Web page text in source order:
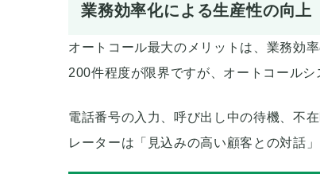
業務効率化による生産性の向上
オートコール最大のメリットは、業務効
200件程度が限界ですが、オートコール
電話番号の入力、呼び出し中の待機、不
レーターは「見込みの高い顧客との対話